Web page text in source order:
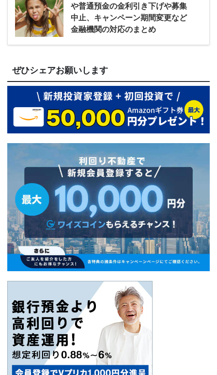
や普通預金の金利引き下げや募集
中止、キャンペーン期間変更など
金融機関の対応のまとめ
ぜひシェアお願いします